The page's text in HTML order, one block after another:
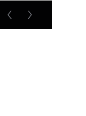
RTL up
Das Jugendgericht